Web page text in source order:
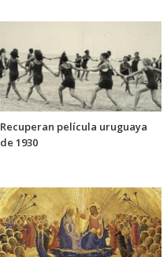
Recuperan película uruguaya
de 1930